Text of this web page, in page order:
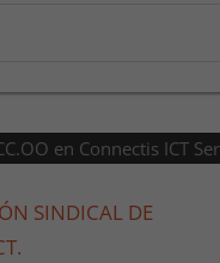
en Connectis ICT
SINDICAL DE